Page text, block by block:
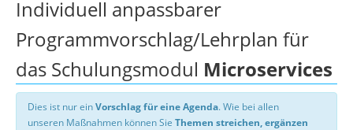
Individuell anpassbarer
Programmvorschlag/Lehrplan für
das Schulungsmodul Microservices
Dies ist nur einVorschlag für eine Agenda. Wie bei allen
unseren Maßnahmen können Sie Themen streichen, ergänzen